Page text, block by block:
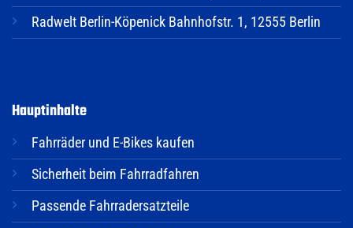
Radwelt Berlin-Köpenick Bahnhofstr. 1, 12555 Berlin
Hauptinhalte
Fahrräder und E-Bikes kaufen
Sicherheit beim Fahrradfahren
Passende Fahrradersatzteile